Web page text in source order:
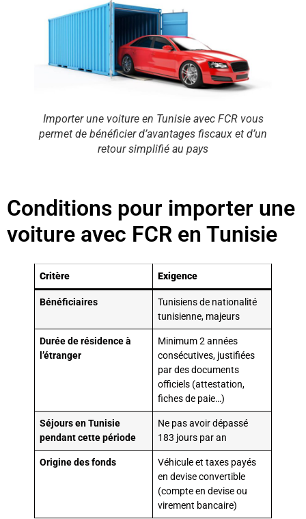
Importer une voiture en Tunisie avec FCR vous
permet de bénéficier d’avantages fiscaux et d’un
retour simplifié au pays
Conditions pour importer une
voiture avec FCR en Tunisie
Critère Exigence
Bénéficiaires
Tunisiens de nationalité
tunisienne, majeurs
Durée de résidence à
l’étranger
Minimum 2 années
consécutives, justifiées
par des documents
officiels (attestation,
fiches de paie…)
Séjours en Tunisie
pendant cette période
Ne pas avoir dépassé
183 jours par an
Origine des fonds
Véhicule et taxes payés
en devise convertible
(compte en devise ou
virement bancaire)